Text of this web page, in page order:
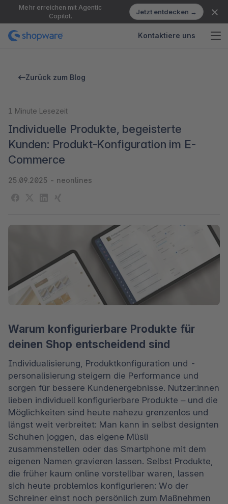
Mehr erreichen mit Agentic
Copilot.
Jetzt entdecken →
Kontaktiere uns
Zurück zum Blog
1 Minute Lesezeit
Individuelle Produkte, begeisterte
Kunden: Produkt-Konfiguration im E-
Commerce
25.09.2025 - neonlines
Warum konfigurierbare Produkte für
deinen Shop entscheidend sind
Individualisierung, Produktkonfiguration und -
personalisierung steigern die Performance und
sorgen für bessere Kundenergebnisse. Nutzer:innen
lieben individuell konfigurierbare Produkte – und die
Möglichkeiten sind heute nahezu grenzenlos und
längst weit verbreitet: Man kann in selbst designten
Schuhen joggen, das eigene Müsli
zusammenstellen oder das Smartphone mit dem
eigenen Namen gravieren lassen. Selbst Produkte,
die früher kaum online vorstellbar waren, lassen
sich heute problemlos konfigurieren: Wo der
Schreiner einst noch persönlich zum Maßnehmen